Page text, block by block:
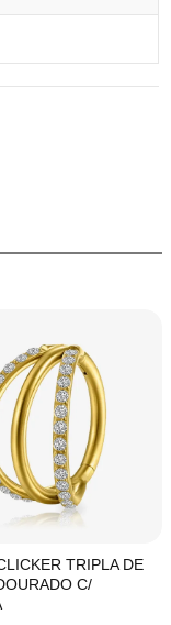
TRIPLA DE
C/